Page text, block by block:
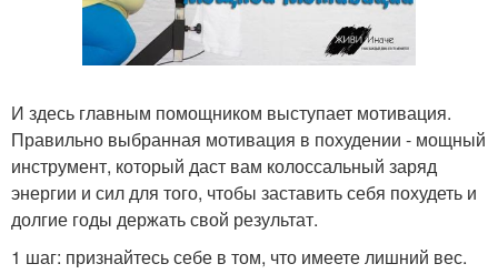
И здесь главным помощником выступает мотивация.
Правильно выбранная мотивация в похудении - мощный
инструмент, который даст вам колоссальный заряд
энергии и сил для того, чтобы заставить себя похудеть и
долгие годы держать свой результат.
1 шаг: признайтесь себе в том, что имеете лишний вес.